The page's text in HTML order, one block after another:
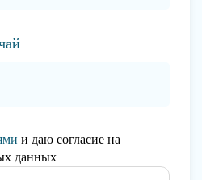
и даю согласие на
данных